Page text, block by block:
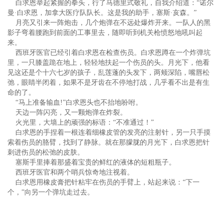
白求恩举起紧握的拳头，行了马德里式敬礼，自我介绍道：“诺尔
曼·白求恩，加拿大医疗队队长。这是我的助手，塞斯·亥森。”
月亮又引来一阵炮击，几个炮弹在不远处爆炸开来。一队人的黑
影子弯着腰跑到前面的工事里去，随即听到机关枪愤怒地吼叫起
来。
西班牙医官已经引着白求恩在检查伤员。白求恩蹲在一个炸弹坑
里，一只膝盖跪在地上，轻轻地扶起一个伤员的头。月光下，他看
见这还是个十六七岁的孩子，乱莲蓬的头发下，两颊深陷，嘴唇松
弛，眼睛半闭着，如果不是牙齿在不停地打战，几乎看不出是有生
命的了。
“马上准备输血!”白求恩头也不抬地吩咐。
天边一阵闪亮，又一颗炮弹在炸裂。
火光里，大墙上的顽强的标语：“不准通过！”
白求恩的手捏着一根连着细橡皮管的发亮的注射针，另一只手摸
索着伤员的胳臂，找到了静脉。就在那朦胧的月光下，白求恩把针
刺进伤员的松弛的皮肤。
塞斯手里捧着那盛着宝贵的鲜红的液体的短粗瓶子。
西班牙医官和两个哨兵惊奇地注视着。
白求恩用橡皮膏把针粘牢在伤员的手臂上，站起来说：“下一
个，”向另一个弹坑走过去。